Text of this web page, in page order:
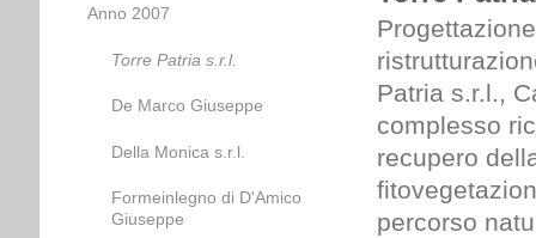
Patria s.r.l.,
complesso
recupero
percorso
Anno 2007
Torre Patria s.r.l.
De Marco Giuseppe
Della Monica s.r.l.
Formeinlegno di D'Amico
Giuseppe